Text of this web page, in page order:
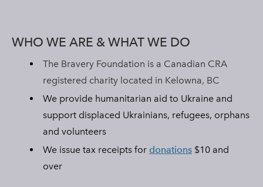
WHO WE ARE & WHAT WE DO
The Bravery Foundation is a Canadian CRA
registered charity located in Kelowna, BC
We provide humanitarian aid to Ukraine and
support displaced Ukrainians, refugees, orphans
and volunteers
We issue tax receipts for donations $10 and
over
Job Resume Help
Job Offer
Okanagan Ukrainian Associations
Ukraine Stands With The Okanagan
UCVA Stands With The Okanagan
Ukrainian Catholic Church Stands With The Okanagan
Sunflower Ukrainian Cafe Stands With The Okanagan
OUR MURMURATION
BLOG & NEWS
FAQS